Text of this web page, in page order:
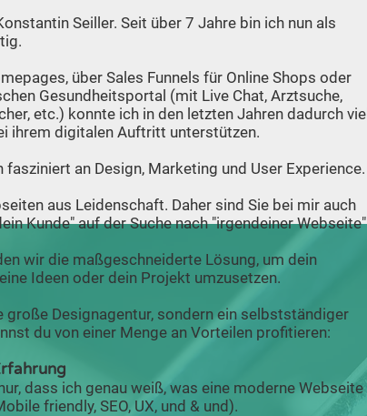
Seiller. Seit über 7 Jahre bin ich nun als
über Sales Funnels für Online Shops oder
Gesundheitsportal (mit Live Chat, Arztsuche,
etc.) konnte ich in den letzten Jahren dadurch
ihrem digitalen Auftritt unterstützen.
fasziniert an Design, Marketing und User Experience.
aus Leidenschaft. Daher sind Sie bei mir auch
Kunde" auf der Suche nach "irgendeiner
wir die maßgeschneiderte Lösung, um dein
Ideen oder dein Projekt umzusetzen.
große Designagentur, sondern ein selbstständiger
du von einer Menge an Vorteilen profitieren:
dass ich genau weiß, was eine moderne Webseite
friendly, SEO, UX, und & und).